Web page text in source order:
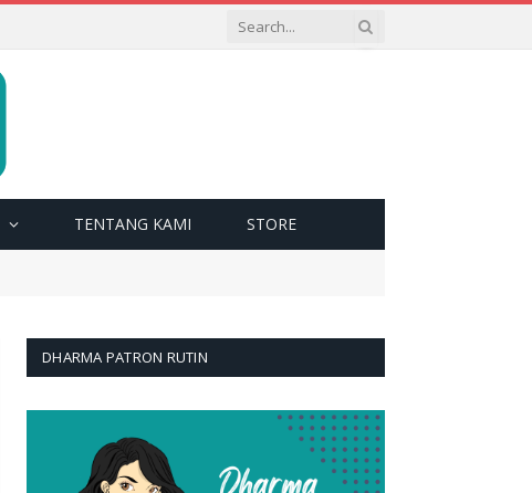
TENTANG KAMI STORE
DHARMA PATRON RUTIN